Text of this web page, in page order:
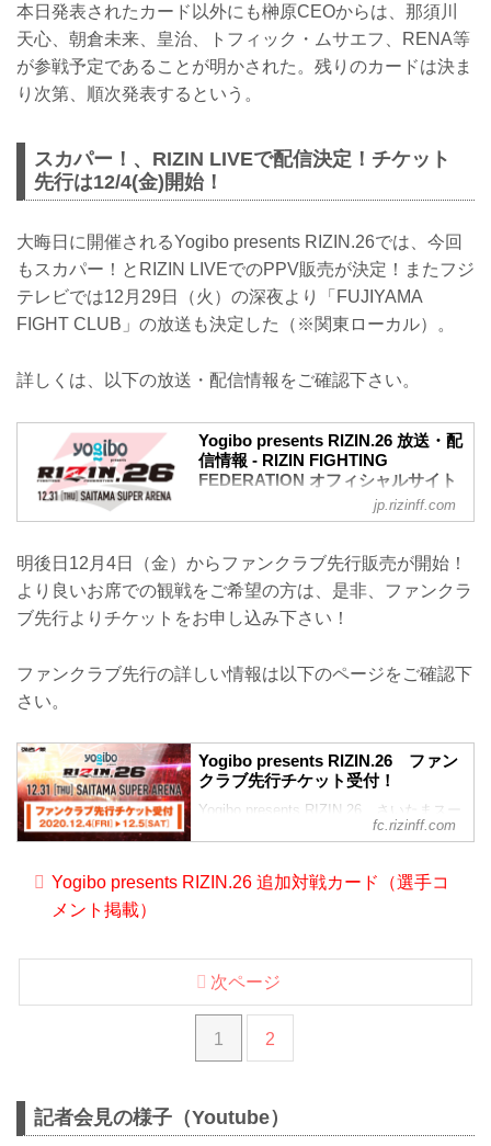
本日発表されたカード以外にも榊原CEOからは、那須川
天心、朝倉未来、皇治、トフィック・ムサエフ、RENA等
が参戦予定であることが明かされた。残りのカードは決ま
り次第、順次発表するという。
スカパー！、RIZIN LIVEで配信決定！チケット
先行は12/4(金)開始！
大晦日に開催されるYogibo presents RIZIN.26では、今回
もスカパー！とRIZIN LIVEでのPPV販売が決定！またフジ
テレビでは12月29日（火）の深夜より「FUJIYAMA
FIGHT CLUB」の放送も決定した（※関東ローカル）。
詳しくは、以下の放送・配信情報をご確認下さい。
Yogibo presents RIZIN.26 放送・配
信情報 - RIZIN FIGHTING
FEDERATION オフィシャルサイト
大晦日12月31日（木）さいたまスーパー
会場に行けない方は、スカパー！または
RIZIN LIVEで2020年を締めくくる大激闘
をリアルタイムで視聴しよう！
日付 時間 放送・配信媒体 番組名
12/3...
jp.rizinff.com
明後日12月4日（金）からファンクラブ先行販売が開始！
より良いお席での観戦をご希望の方は、是非、ファンクラ
ブ先行よりチケットをお申し込み下さい！
ファンクラブ先行の詳しい情報は以下のページをご確認下
さい。
Yogibo presents RIZIN.26 ファン
クラブ先行チケット受付！
Yogibo presents RIZIN.26 さいたまスー
パーアリーナ大会のチケット最良席先行
ラブサイト強者ノ巣の会員限定で2020年
12月4日（金）から会員先行受付をスター
fc.rizinff.com
Yogibo presents RIZIN.26 追加対戦カード（選手コ
メント掲載）
1 2
次ページ
記者会見の様子（Youtube）